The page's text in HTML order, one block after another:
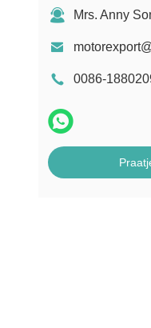
Mrs. Anny
0086-